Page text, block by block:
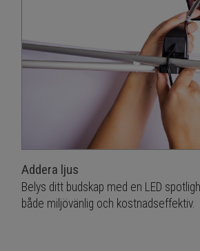
Addera ljus
Belys ditt budskap med en LED
både miljövänlig och kostnadseffektiv.